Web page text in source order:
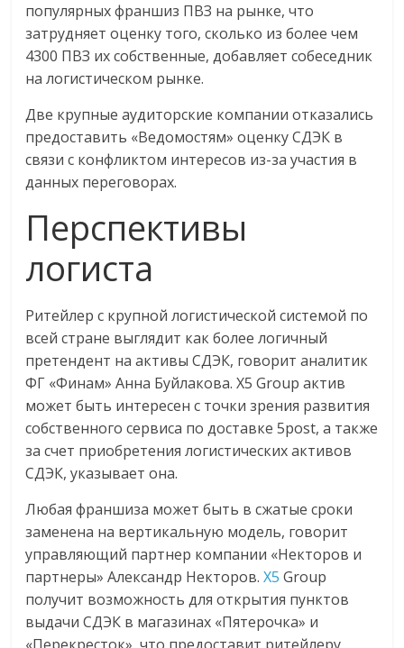
популярных франшиз ПВЗ на рынке, что
затрудняет оценку того, сколько из более чем
4300 ПВЗ их собственные, добавляет собеседник
на логистическом рынке.
Две крупные аудиторские компании отказались
предоставить «Ведомостям» оценку СДЭК в
связи с конфликтом интересов из-за участия в
данных переговорах.
Перспективы
логиста
Ритейлер с крупной логистической системой по
всей стране выглядит как более логичный
претендент на активы СДЭК, говорит аналитик
ФГ «Финам» Анна Буйлакова. X5 Group актив
может быть интересен с точки зрения развития
собственного сервиса по доставке 5post, а также
за счет приобретения логистических активов
СДЭК, указывает она.
Любая франшиза может быть в сжатые сроки
заменена на вертикальную модель, говорит
управляющий партнер компании «Некторов и
партнеры» Александр Некторов.X5 Group
получит возможность для открытия пунктов
выдачи СДЭК в магазинах «Пятерочка» и